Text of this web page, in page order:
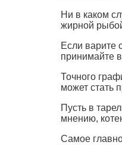
Ни в каком
жирной
Если варите
принимайте
Точного
может стать
Пусть в
мнению,
Самое